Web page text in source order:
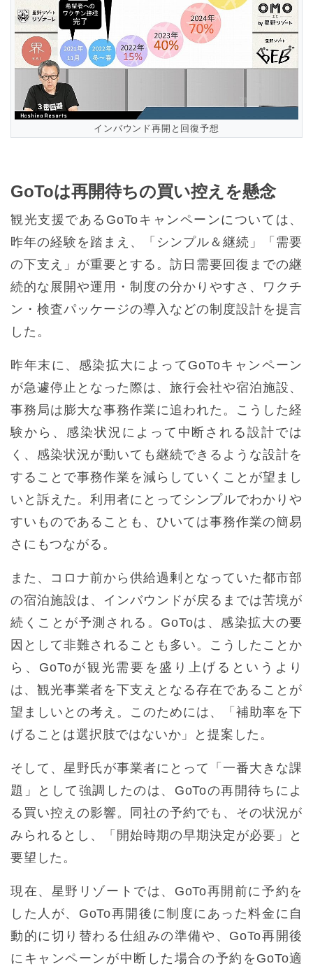
インバウンド再開と回復予想
GoToは再開待ちの買い控えを懸念
観光支援であるGoToキャンペーンについては、
昨年の経験を踏まえ、「シンプル＆継続」「需要
の下支え」が重要とする。訪日需要回復までの継
続的な展開や運用・制度の分かりやすさ、ワクチ
ン・検査パッケージの導入などの制度設計を提言
した。
昨年末に、感染拡大によってGoToキャンペーン
が急遽停止となった際は、旅行会社や宿泊施設、
事務局は膨大な事務作業に追われた。こうした経
験から、感染状況によって中断される設計では
く、感染状況が動いても継続できるような設計を
することで事務作業を減らしていくことが望まし
いと訴えた。利用者にとってシンプルでわかりや
すいものであることも、ひいては事務作業の簡易
さにもつながる。
また、コロナ前から供給過剰となっていた都市部
の宿泊施設は、インバウンドが戻るまでは苦境が
続くことが予測される。GoToは、感染拡大の要
因として非難されることも多い。こうしたことか
ら、GoToが観光需要を盛り上げるというより
は、観光事業者を下支えとなる存在であることが
望ましいとの考え。このためには、「補助率を下
げることは選択肢ではないか」と提案した。
そして、星野氏が事業者にとって「一番大きな課
題」として強調したのは、GoToの再開待ちによ
る買い控えの影響。同社の予約でも、その状況が
みられるとし、「開始時期の早期決定が必要」と
要望した。
現在、星野リゾートでは、GoTo再開前に予約を
した人が、GoTo再開後に制度にあった料金に自
動的に切り替わる仕組みの準備や、GoTo再開後
にキャンペーンが中断した場合の予約をGoTo適